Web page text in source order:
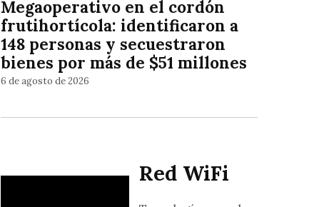
Megaoperativo en el cordón
frutihortícola: identificaron a
148 personas y secuestraron
bienes por más de $51 millones
6 de agosto de 2026
Red WiFi